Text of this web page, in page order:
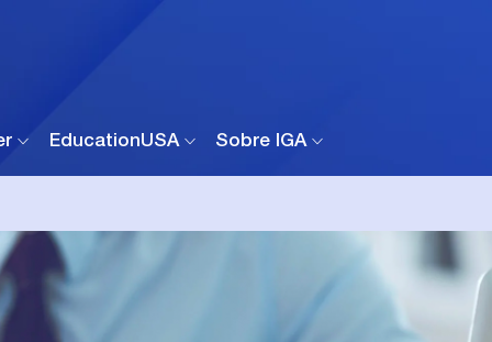
EducationUSA Sobre IGA